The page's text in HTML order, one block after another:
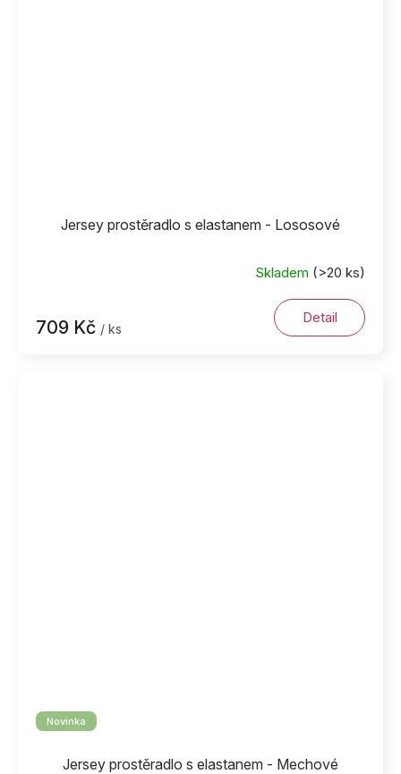
Jersey prostěradlo s elastanem - Lososové
Skladem (>20 ks)
709 Kč / ks
Detail
Novinka
Jersey prostěradlo s elastanem - Mechové